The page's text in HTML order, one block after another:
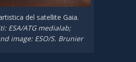
del satellite Gaia.
ESA/ATG medialab;
image: ESO/S. Brunier